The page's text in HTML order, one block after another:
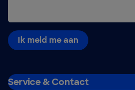
Ik meld me aan
Service & Contact